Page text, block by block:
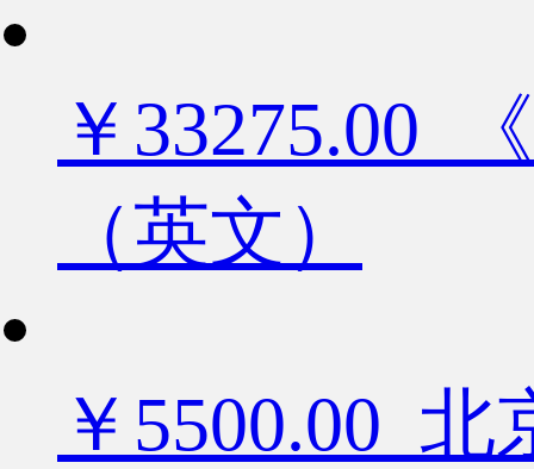
￥33275.00
（英文）
￥5500.00